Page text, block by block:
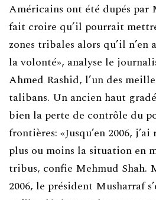
Américains ont été dupés par
fait croire qu’il pourrait
zones tribales alors qu’il n’en
la volonté», analyse le
Ahmed Rashid, l’un des
talibans. Un ancien haut
bien la perte de contrôle du
frontières: «Jusqu’en 2006,
plus ou moins la situation en
tribus, confie Mehmud Shah.
2006, le président Musharraf